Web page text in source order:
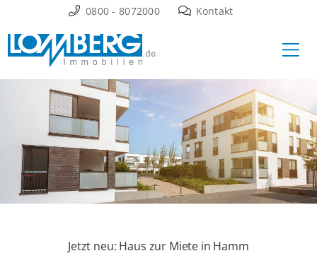
Inhalt
springen
0800 - 8072000 Kontakt
Jetzt neu: Haus zur Miete in Hamm